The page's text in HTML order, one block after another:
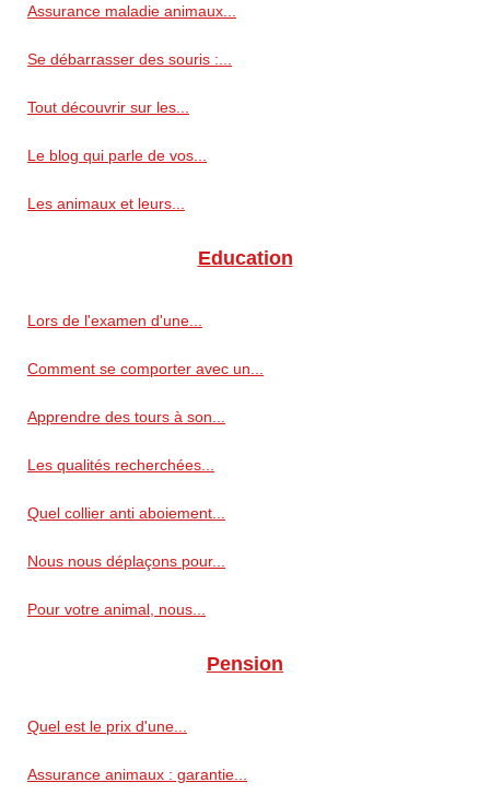
Assurance maladie animaux...
Se débarrasser des souris :...
Tout découvrir sur les...
Le blog qui parle de vos...
Les animaux et leurs...
Education
Lors de l'examen d'une...
Comment se comporter avec un...
Apprendre des tours à son...
Les qualités recherchées...
Quel collier anti aboiement...
Nous nous déplaçons pour...
Pour votre animal, nous...
Pension
Quel est le prix d'une...
Assurance animaux : garantie...